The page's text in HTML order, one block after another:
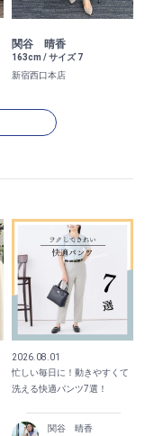
関谷 晴香
163cm / サイズ 7
新宿西口本店
2026.08.01
忙しい毎日に！動きやすくて
洗える快適パンツ7選！
関谷 晴香